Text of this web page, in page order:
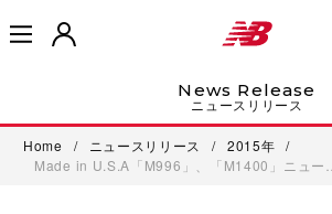
News Release
ニュースリリース
Home / ニュースリリース / 2015年
/
Made in U.S.A「M996」、「M1400」ニュー…